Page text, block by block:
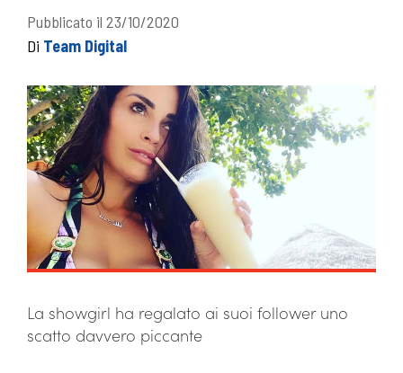
Pubblicato il 23/10/2020
Di Team Digital
La showgirl ha regalato ai suoi follower uno
scatto davvero piccante